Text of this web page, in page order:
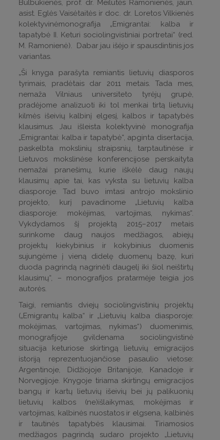
Universitetas nusprendė taikyti prevencines
priemones 2 savaitėms su galimybe šį
laikotarpį pratęsti reaguojant į aplinkybes.
Kartu prašome visų jūsų supratingumo ir
tolerancijos – perėjimas prie nuotolinio
chaotiškas, tačiau darome viską, ką galime ir
esminis mūsų rūpestis šiandien yra kiekvieno
mūsų bendruomenės nario gerovė ir sveikata.
Pabaigai, raginame sekti visas oficialias mūsų
instrukcijas ir raginame dažnai tikrintis el.
paštą tam, kad jus operatyviai pasiektų visa
naujausia informacija.
VU Bendruomenės reikalų prorektorė
Dr. Birutė Švedaitė - Sakalauskė
Bulbukienės, prof. dr. Meilutės Ramonienės, jaun.
asist. Eglės Vaisėtaitės ir doc. dr. Loretos Vilkienės
kolektyvinėmonografija „Emigrantai: kalba ir
tapatybė II. Keturi sociolingvistiniai portretai“ (red.
M. Ramonienė). Dabar jau išėjo ir spausdintinis jos
variantas.
„Ši knyga parašyta remiantis lietuvių diasporos
tyrimais, pradėtais dar 2011 metais. Tada mes,
nemaža Vilniaus universiteto tyrėjų grupė,
pradėjome analizuoti iki tol menkai tirtą lietuvių
kilmės išeivių kalbinį elgesį, kalbos ir tapatybės
klausimus. Jau išleista kolektyvinė monografija
„Emigrantai: kalba ir tapatybė“, apginta disertacija,
paskelbta mokslinių straipsnių, tarptautinėse ir
Lietuvos mokslinėse konferencijose perskaityta
nemažai pranešimų, kurie iškėlė daug naujų
klausimų apie tai, kas vyksta su lietuvių kalba
diasporoje. Tad buvo imtasi antrojo mokslinio
projekto, kurį pavadinome „Lietuvių kalba
diasporoje: mokėjimas, vartojimas, nykimas“.
Vykdydamos šį projektą 2015–2017 metais
surinkome daug naujos medžiagos, abiejų
projektų kiekybinius ir kokybinius duomenis
sujungėme į vieną didelę duomenų bazę, kuri
duoda pagrindą nagrinėti daugelį iki šiol neištirtų
klausimų“, – monografijos pratarmėje teigia jos
autorės.
Taigi, remiantis dviejų sociolingvistinių projektų
(„Emigrantų kalba“ ir „Lietuvių kalba diasporoje:
mokėjimas, vartojimas, nykimas“) duomenimis,
monografijoje gvildenama sociolingvistinė
situacija keturiose skirtingą lietuvių emigracijos
istoriją reprezentuojančiose pasaulio vietose:
Argentinoje, Didžiojoje Britanijoje, Kanadoje ir
Norvegijoje. Knygoje tiriama skirtingų emigracijos
bangų ir kartų lietuvių išeivių bei jų palikuonių
lietuvių kalbos (ne)išlaikymas, mokėjimas ir
vartojimas, kalbinės nuostatos ir elgsena, kalbinės
ir tautinės tapatybės klausimai. Tiriamosios
medžiagos pagrindą sudaro projekto „Lietuvių